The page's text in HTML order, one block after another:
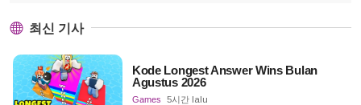
최신 기사
Kode Longest Answer Wins Bulan
Agustus 2026
Games 5시간 lalu